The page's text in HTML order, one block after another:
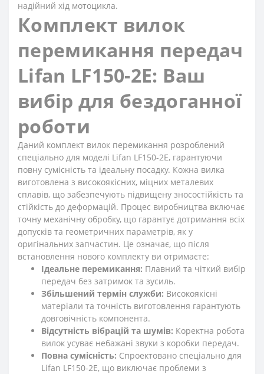
надійний хід мотоцикла.
Комплект вилок
перемикання передач
Lifan LF150-2E: Ваш
вибір для бездоганної
роботи
Даний комплект вилок перемикання розроблений
спеціально для моделі Lifan LF150-2E, гарантуючи
повну сумісність та ідеальну посадку. Кожна вилка
виготовлена з високоякісних, міцних металевих
сплавів, що забезпечують підвищену зносостійкість та
стійкість до деформацій. Процес виробництва включає
точну механічну обробку, що гарантує дотримання всіх
допусків та геометричних параметрів, як у
оригінальних запчастин. Це означає, що після
встановлення нового комплекту ви отримаєте:
Ідеальне перемикання: Плавний та чіткий вибір
передач без затримок та зусиль.
Збільшений термін служби: Високоякісні
матеріали та точність виготовлення гарантують
довговічність компонента.
Відсутність вібрацій та шумів: Коректна робота
вилок усуває небажані звуки з коробки передач.
Повна сумісність: Спроектовано спеціально для
Lifan LF150-2E, що виключає проблеми з